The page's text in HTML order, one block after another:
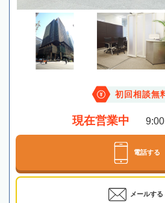
初回相談無
現在営業中
電話する
メールする